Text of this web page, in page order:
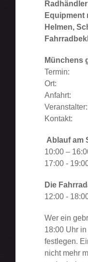
Equipment
Helmen,
Münchens
Termin:
Ort:
Anfahrt:
Ablauf am
10:00 –
17:00 -
Die
12:00 -
Wer ein
18:00 Uhr
festlegen.
nicht mehr